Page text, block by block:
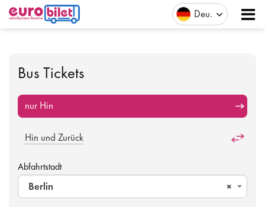
Deu
Bus Tickets
nur Hin
Hin und Zurück
Abfahrtstadt
×
Berlin